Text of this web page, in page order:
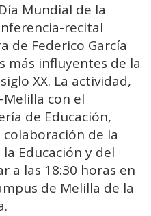
Mundial de la
recital
de Federico García
más influyentes de la
XX. La actividad,
con el
de Educación,
de la
Educación y del
a las 18:30 horas en
de Melilla de la